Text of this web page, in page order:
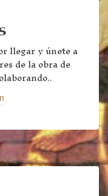
llegar y únete a
de la obra de